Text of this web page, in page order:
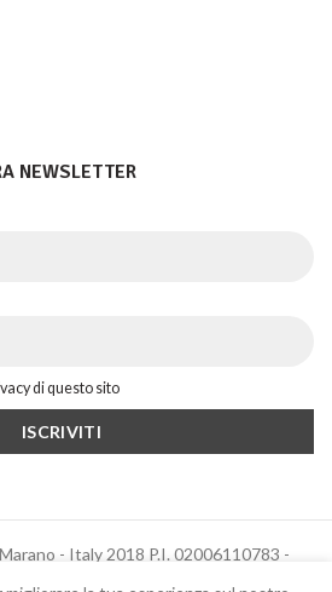
NEWSLETTER
di questo sito
- Italy 2018 P.I. 02006110783 -